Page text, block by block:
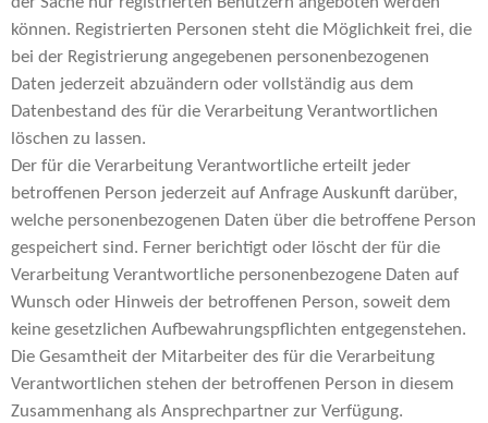
können. Registrierten Personen steht die Möglichkeit frei, die
bei der Registrierung angegebenen personenbezogenen
Daten jederzeit abzuändern oder vollständig aus dem
Datenbestand des für die Verarbeitung Verantwortlichen
löschen zu lassen.
Der für die Verarbeitung Verantwortliche erteilt jeder
betroffenen Person jederzeit auf Anfrage Auskunft darüber,
welche personenbezogenen Daten über die betroffene Person
gespeichert sind. Ferner berichtigt oder löscht der für die
Verarbeitung Verantwortliche personenbezogene Daten auf
Wunsch oder Hinweis der betroffenen Person, soweit dem
keine gesetzlichen Aufbewahrungspflichten entgegenstehen.
Die Gesamtheit der Mitarbeiter des für die Verarbeitung
Verantwortlichen stehen der betroffenen Person in diesem
Zusammenhang als Ansprechpartner zur Verfügung.